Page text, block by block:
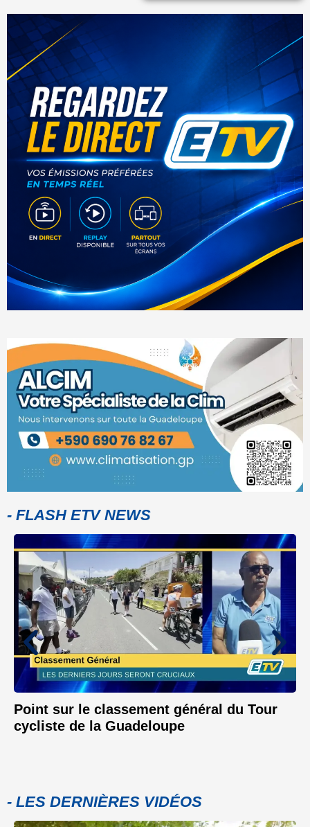
- FLASH ETV NEWS
Point sur le classement général du Tour
cycliste de la Guadeloupe
- LES DERNIÈRES VIDÉOS